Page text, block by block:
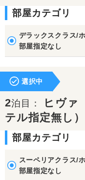
部屋カテゴリ
デラックスクラス/
部屋指定なし
選択中
2泊目：
ヒヴァ
テル指定無し）
部屋カテゴリ
スーペリアクラス/
部屋指定なし